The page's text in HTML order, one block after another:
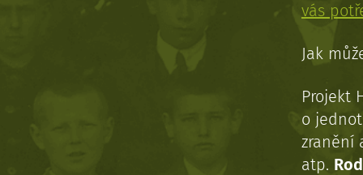
vás
Jak
Projekt
o
zranění
atp.